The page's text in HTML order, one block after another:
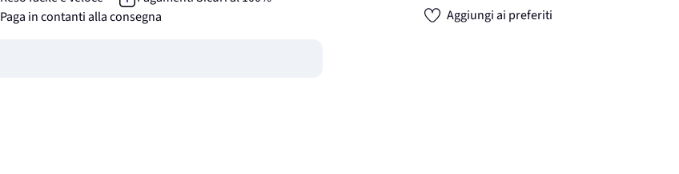
Aggiungi ai preferiti
Paga in contanti alla consegna